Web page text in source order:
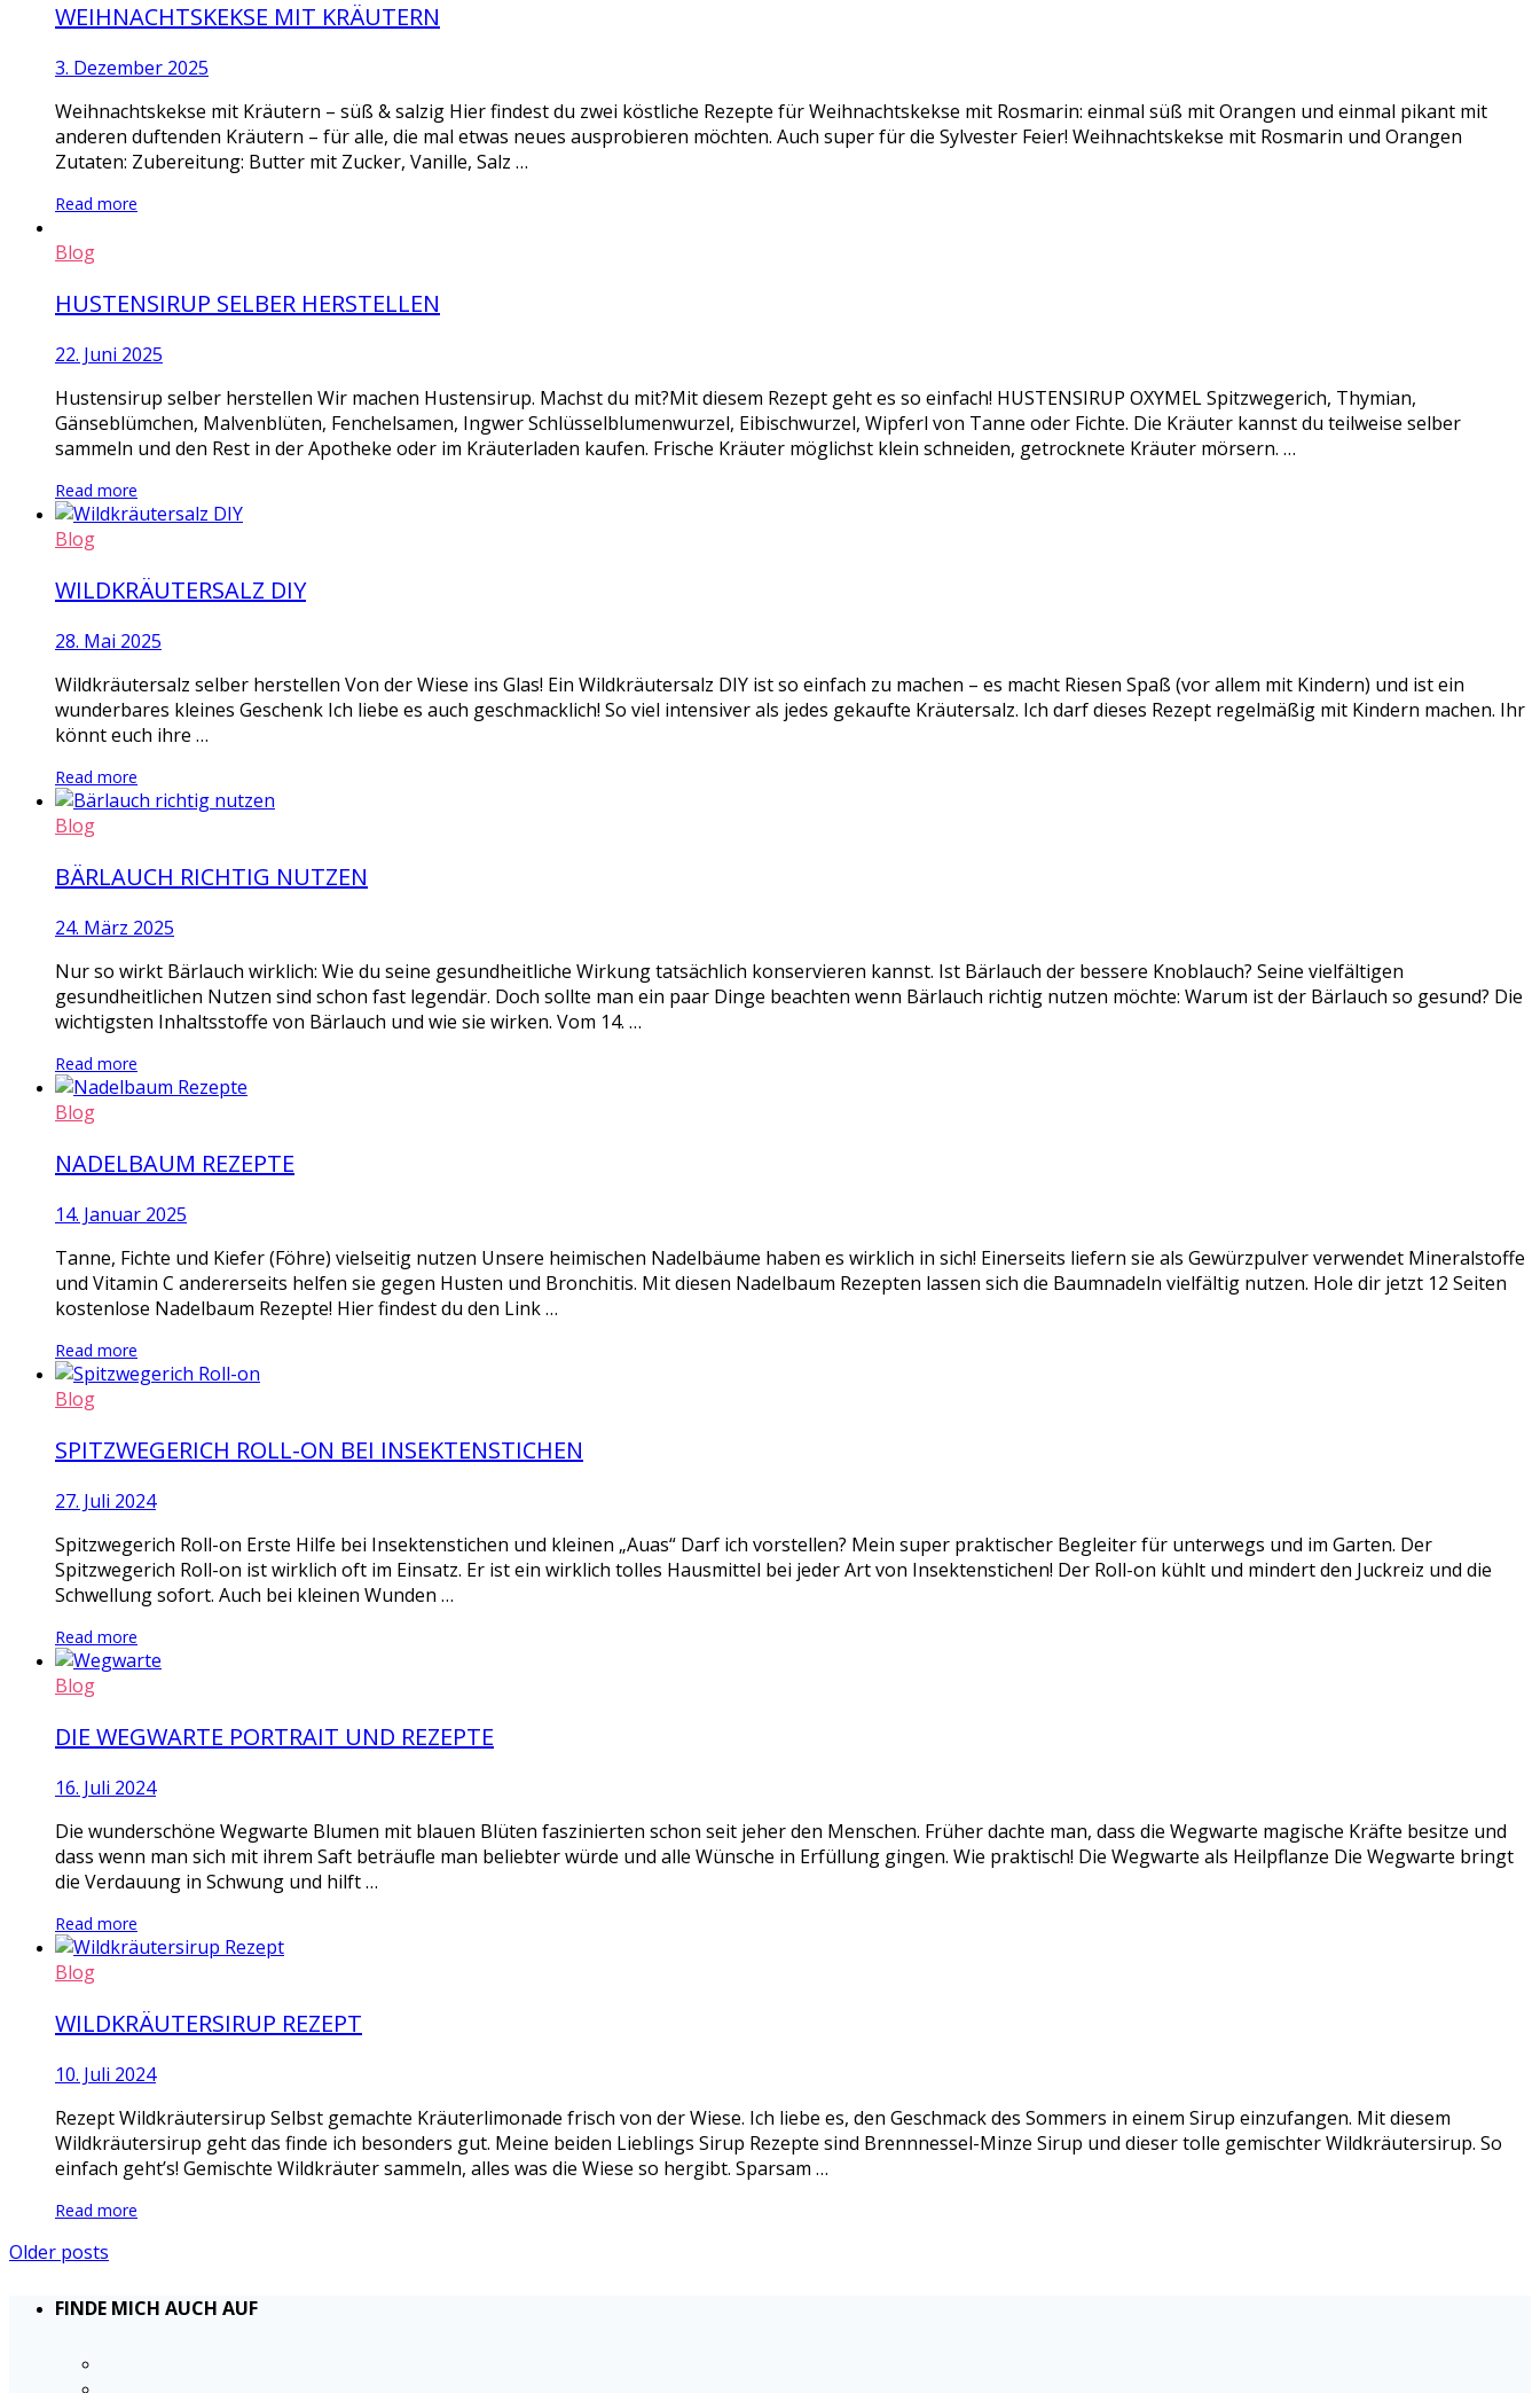
WEIHNACHTSKEKSE MIT KRÄUTERN
3. Dezember 2025
Weihnachtskekse mit Kräutern – süß & salzig Hier findest du zwei köstliche Rezepte für Weihnachtskekse mit Rosmarin: einmal süß mit Orangen und einmal pikant mit
anderen duftenden Kräutern – für alle, die mal etwas neues ausprobieren möchten. Auch super für die Sylvester Feier! Weihnachtskekse mit Rosmarin und Orangen
Zutaten: Zubereitung: Butter mit Zucker, Vanille, Salz …
Read more
Blog
HUSTENSIRUP SELBER HERSTELLEN
22. Juni 2025
Hustensirup selber herstellen Wir machen Hustensirup. Machst du mit?Mit diesem Rezept geht es so einfach! HUSTENSIRUP OXYMEL Spitzwegerich, Thymian,
Gänseblümchen, Malvenblüten, Fenchelsamen, Ingwer Schlüsselblumenwurzel, Eibischwurzel, Wipferl von Tanne oder Fichte. Die Kräuter kannst du teilweise selber
sammeln und den Rest in der Apotheke oder im Kräuterladen kaufen. Frische Kräuter möglichst klein schneiden, getrocknete Kräuter mörsern. …
Read more
Blog
WILDKRÄUTERSALZ DIY
28. Mai 2025
Wildkräutersalz selber herstellen Von der Wiese ins Glas! Ein Wildkräutersalz DIY ist so einfach zu machen – es macht Riesen Spaß (vor allem mit Kindern) und ist ein
wunderbares kleines Geschenk Ich liebe es auch geschmacklich! So viel intensiver als jedes gekaufte Kräutersalz. Ich darf dieses Rezept regelmäßig mit Kindern machen. Ihr
könnt euch ihre …
Read more
Blog
BÄRLAUCH RICHTIG NUTZEN
24. März 2025
Nur so wirkt Bärlauch wirklich: Wie du seine gesundheitliche Wirkung tatsächlich konservieren kannst. Ist Bärlauch der bessere Knoblauch? Seine vielfältigen
gesundheitlichen Nutzen sind schon fast legendär. Doch sollte man ein paar Dinge beachten wenn Bärlauch richtig nutzen möchte: Warum ist der Bärlauch so gesund? Die
wichtigsten Inhaltsstoffe von Bärlauch und wie sie wirken. Vom 14. …
Read more
Blog
NADELBAUM REZEPTE
14. Januar 2025
Tanne, Fichte und Kiefer (Föhre) vielseitig nutzen Unsere heimischen Nadelbäume haben es wirklich in sich! Einerseits liefern sie als Gewürzpulver verwendet Mineralstoffe
und Vitamin C andererseits helfen sie gegen Husten und Bronchitis. Mit diesen Nadelbaum Rezepten lassen sich die Baumnadeln vielfältig nutzen. Hole dir jetzt 12 Seiten
kostenlose Nadelbaum Rezepte! Hier findest du den Link …
Read more
Blog
SPITZWEGERICH ROLL-ON BEI INSEKTENSTICHEN
27. Juli 2024
Spitzwegerich Roll-on Erste Hilfe bei Insektenstichen und kleinen „Auas“ Darf ich vorstellen? Mein super praktischer Begleiter für unterwegs und im Garten. Der
Spitzwegerich Roll-on ist wirklich oft im Einsatz. Er ist ein wirklich tolles Hausmittel bei jeder Art von Insektenstichen! Der Roll-on kühlt und mindert den Juckreiz und die
Schwellung sofort. Auch bei kleinen Wunden …
Read more
Blog
DIE WEGWARTE PORTRAIT UND REZEPTE
16. Juli 2024
Die wunderschöne Wegwarte Blumen mit blauen Blüten faszinierten schon seit jeher den Menschen. Früher dachte man, dass die Wegwarte magische Kräfte besitze und
dass wenn man sich mit ihrem Saft beträufle man beliebter würde und alle Wünsche in Erfüllung gingen. Wie praktisch! Die Wegwarte als Heilpflanze Die Wegwarte bringt
die Verdauung in Schwung und hilft …
Read more
Blog
WILDKRÄUTERSIRUP REZEPT
10. Juli 2024
Rezept Wildkräutersirup Selbst gemachte Kräuterlimonade frisch von der Wiese. Ich liebe es, den Geschmack des Sommers in einem Sirup einzufangen. Mit diesem
Wildkräutersirup geht das finde ich besonders gut. Meine beiden Lieblings Sirup Rezepte sind Brennnessel-Minze Sirup und dieser tolle gemischter Wildkräutersirup. So
einfach geht’s! Gemischte Wildkräuter sammeln, alles was die Wiese so hergibt. Sparsam …
Read more
Older posts
FINDE MICH AUCH AUF